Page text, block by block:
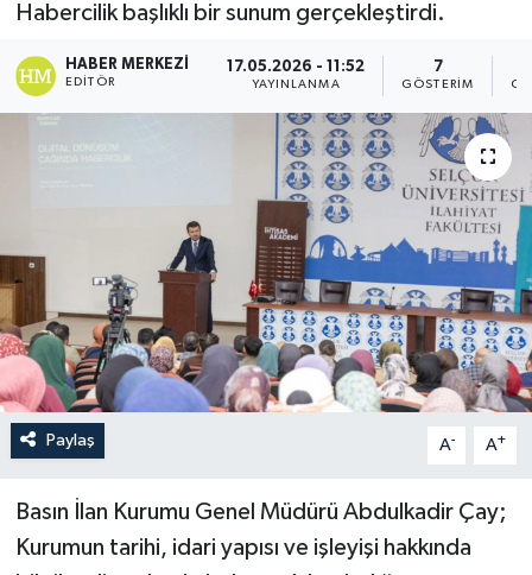
Habercilik başlıklı bir sunum gerçekleştirdi.
HABER MERKEZI
EDITÖR
17.05.2026 - 11:52
YAYINLANMA
7
GÖSTERIM
Paylaş A- A+
Basın İlan Kurumu Genel Müdürü Abdulkadir Çay;
Kurumun tarihi, idari yapısı ve işleyişi hakkında